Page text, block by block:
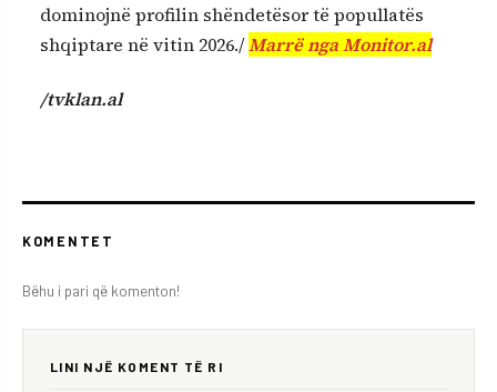
dominojnë profilin shëndetësor të popullatës
shqiptare në vitin 2026./Marrë nga Monitor.al
/tvklan.al
KOMENTET
Bëhu i pari që komenton!
LINI NJË KOMENT TË RI